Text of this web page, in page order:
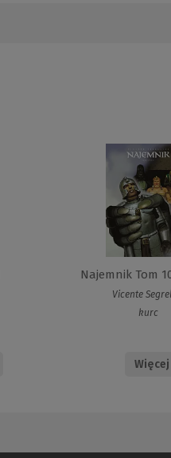
Najemnik Tom
Vicente
kurc
Więcej